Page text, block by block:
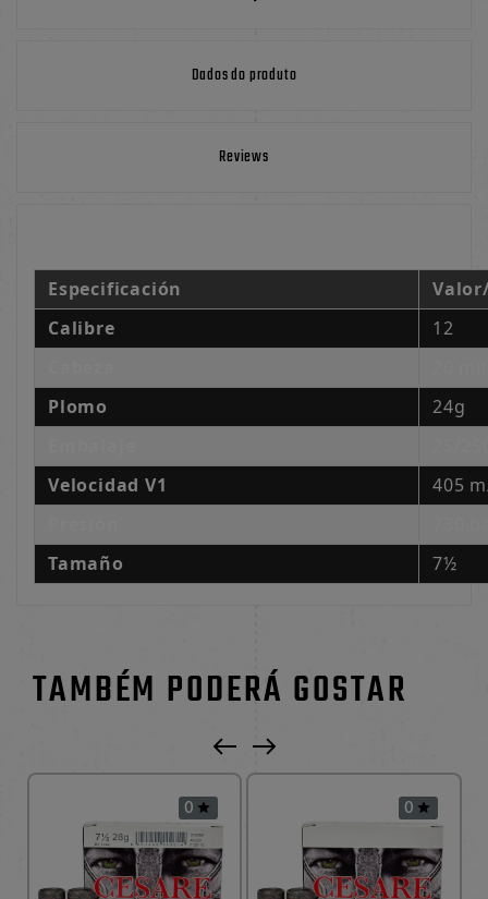
Dados do produto
Reviews
Especificación
Calibre
12
Plomo
24g
Velocidad V1
405
Tamaño
7½
TAMBÉM PODERÁ GOSTAR
0  0 